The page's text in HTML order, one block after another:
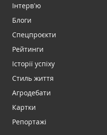
Інтервʼю
Блоги
Спецпроєкти
Рейтинги
Історії успіху
Стиль життя
Агродебати
Картки
Репортажі